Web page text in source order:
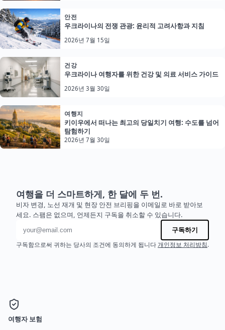
안전
우크라이나의 전쟁 관광: 윤리적 고려사항과 지침
2026년 7월 15일
건강
우크라이나 여행자를 위한 건강 및 의료 서비스 가이드
2026년 3월 30일
여행지
키이우에서 떠나는 최고의 당일치기 여행: 수도를 넘어
탐험하기
2026년 7월 30일
여행을 더 스마트하게, 한 달에 두 번.
비자 변경, 노선 재개 및 현장 안전 브리핑을 이메일로 바로 받아보
세요. 스팸은 없으며, 언제든지 구독을 취소할 수 있습니다.
이메일 주소
구독하기
구독함으로써 귀하는 당사의 조건에 동의하게 됩니다 개인정보 처리방침.
여행자 보험